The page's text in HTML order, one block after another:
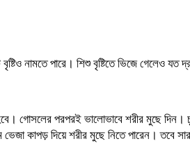
নামতে পারে। শিশু বৃষ্টিতে ভিজে গেলেও যত
হবে। গোসলের পরপরই ভালোভাবে শরীর
কাপড় দিয়ে শরীর মুছে নিতে পারেন। তবে